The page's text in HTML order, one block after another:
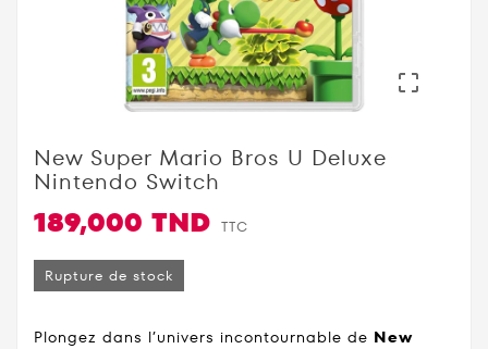

New Super Mario Bros U Deluxe
Nintendo Switch
189,000 TND TTC
Rupture de stock
Plongez dans l’univers incontournable de New